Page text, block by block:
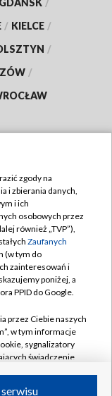
/ KIELCE /
/
/
zgody na
i zbierania danych,
i ich
osobowych przez
również „TVP”),
Zaufanych
(w tym do
zainteresowań i
poniżej, a
PPID do Google.
przez Ciebie naszych
w tym informacje
sygnalizatory
świadczenie